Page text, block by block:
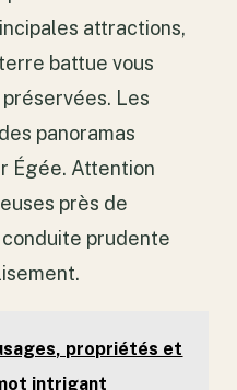
attractions,
battue vous
Les
panoramas
Égée. Attention
près de
prudente
propriétés et
intrigant